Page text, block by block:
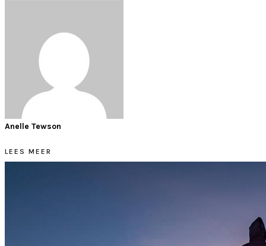
Anelle Tewson
LEES MEER